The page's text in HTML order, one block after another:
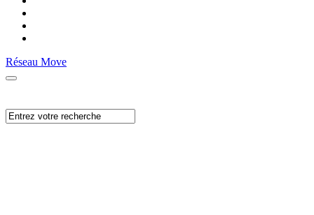
Réseau Move